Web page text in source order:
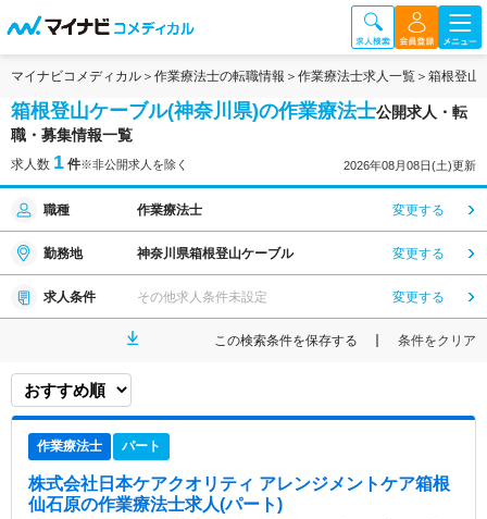
マイナビコメディカル 作業療法士の転職情報 作業療法士求人一覧 箱根登山
箱根登山ケーブル(神奈川県)の作業療法士公開求人・転
職・募集情報一覧
求人数 1 件※非公開求人を除く 2026年08月08日(土)更新
職種 作業療法士 変更する
勤務地 神奈川県箱根登山ケーブル 変更する
求人条件 その他求人条件未設定 変更する
この検索条件を保存する 条件をクリア
作業療法士 パート
株式会社日本ケアクオリティ アレンジメントケア箱根
仙石原の作業療法士求人(パート)